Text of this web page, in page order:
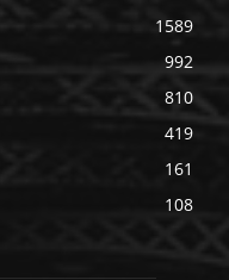
1589
992
810
419
161
108